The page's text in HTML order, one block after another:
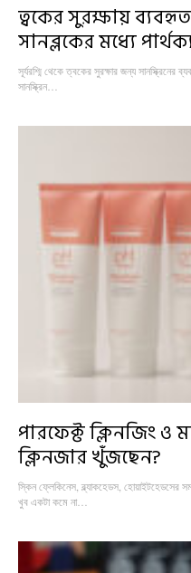
ত্বকের সুরক্ষায়
সানব্লকের মধ্যে
সূর্যরশ্মি থেকে ত্বকের সুরক্ষার জন্য সানস্ক্রিনের
সানস্ক্রিন…
পারফেক্ট ক্লিনজিং ও
ক্লিনজার খুঁজছেন?
স্কিন ফ্লেকিনেস, ব্ল্যাকহেডস,
খুব একটা কমে না…